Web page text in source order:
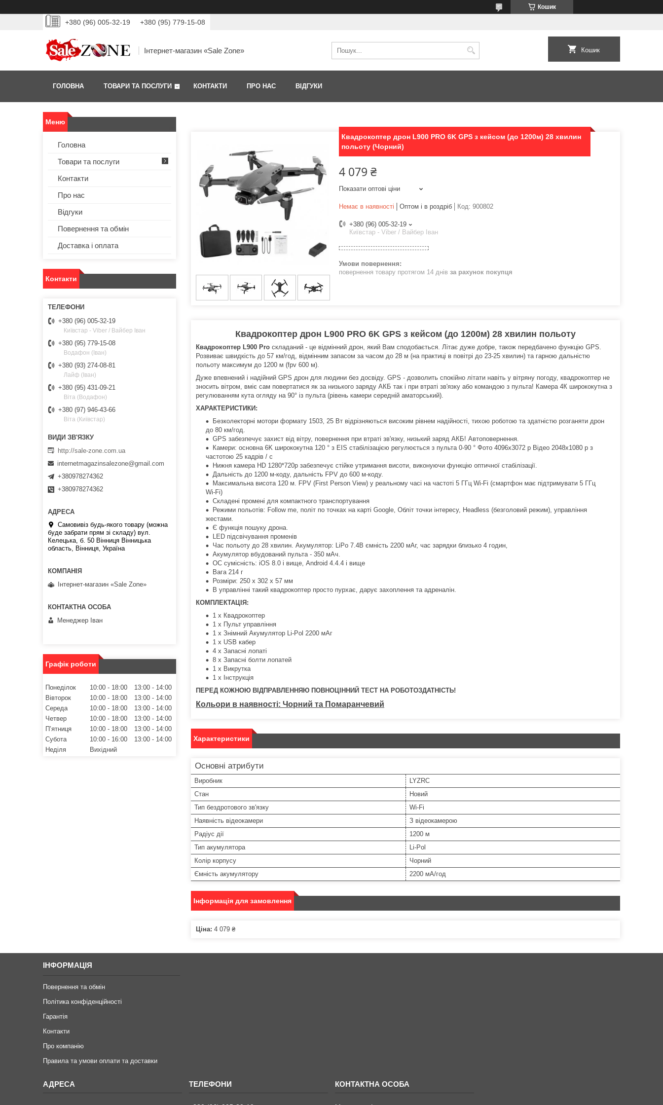
Кошик
+380 (96) 005-32-19 +380 (95) 779-15-08
Інтернет-магазин «Sale Zone» Кошик
ГОЛОВНА ТОВАРИ ТА ПОСЛУГИ КОНТАКТИ ПРО НАС ВІДГУКИ
Квадрокоптер дрон L900 PRO 6K GPS з кейсом (до 1200м) 28 хвилин
польоту (Чорний)
4 079 ₴
Показати оптові ціни
Немає в наявності Оптом і в роздріб Код: 900802
+380 (96) 005-32-19
Київстар - Viber / Вайбер Іван
повернення товару протягом 14 днів за рахунок покупця
Квадрокоптер дрон L900 PRO 6K GPS з кейсом (до 1200м) 28 хвилин польоту
Квадрокоптер L900 Pro складаний - це відмінний дрон, який Вам сподобається. Літає дуже добре, також передбачено функцію GPS.
Розвиває швидкість до 57 км/год, відмінним запасом за часом до 28 м (на практиці в повітрі до 23-25 хвилин) та гарною дальністю
польоту максимум до 1200 м (fpv 600 м).
Дуже впевнений і надійний GPS дрон для людини без досвіду. GPS - дозволить спокійно літати навіть у вітряну погоду, квадрокоптер не
зносить вітром, вміє сам повертатися як за низького заряду АКБ так і при втраті зв'язку або командою з пульта! Камера 4К ширококутна з
регулюванням кута огляду на 90° із пульта (рівень камери середній аматорський).
ХАРАКТЕРИСТИКИ:
Безколекторні мотори формату 1503, 25 Вт відрізняються високим рівнем надійності, тихою роботою та здатністю розганяти дрон
до 80 км/год.
GPS забезпечує захист від вітру, повернення при втраті зв'язку, низький заряд АКБ! Автоповернення.
Камери: основна 6K ширококутна 120 ° з EIS стабілізацією регулюється з пульта 0-90 ° Фото 4096х3072 p Відео 2048х1080 p з
частотою 25 кадрів / с
Нижня камера HD 1280*720р забезпечує стійке утримання висоти, виконуючи функцію оптичної стабілізації.
Дальність до 1200 м-коду, дальність FPV до 600 м-коду.
Максимальна висота 120 м. FPV (First Person View) у реальному часі на частоті 5 ГГц Wi-Fi (смартфон має підтримувати 5 ГГц
Wi-Fi)
Складені промені для компактного транспортування
Режими польотів: Follow me, політ по точках на карті Google, Обліт точки інтересу, Headless (безголовий режим), управління
жестами.
Є функція пошуку дрона.
LED підсвічування променів
Час польоту до 28 хвилин. Акумулятор: LiPo 7.4В ємність 2200 мАг, час зарядки близько 4 годин,
Акумулятор вбудований пульта - 350 мАч.
ОС сумісність: iOS 8.0 і вище, Android 4.4.4 і вище
Вага 214 г
Розміри: 250 х 302 х 57 мм
В управлінні такий квадрокоптер просто пурхає, дарує захоплення та адреналін.
КОМПЛЕКТАЦІЯ:
1 х Квадрокоптер
1 х Пульт управління
1 х Знімний Акумулятор Li-Pol 2200 мАг
1 х USB кабер
4 х Запасні лопаті
8 х Запасні болти лопатей
1 х Викрутка
1 х Інструкція
ПЕРЕД КОЖНОЮ ВІДПРАВЛЕННЯЮ ПОВНОЦІННИЙ ТЕСТ НА РОБОТОЗДАТНІСТЬ!
Кольори в наявності: Чорний та Помаранчевий
Характеристики
Основні атрибути
Виробник
LYZRC
Стан
Новий
Тип бездротового зв'язку
Wi-Fi
Наявність відеокамери
З відеокамерою
Радіус дії
1200 м
Тип акумулятора
Li-Pol
Колір корпусу
Чорний
Ємність акумулятору
2200 мА/год
Інформація для замовлення
Ціна: 4 079 ₴
Головна
Товари та послуги
Контакти
Про нас
Відгуки
Повернення та обмін
Доставка і оплата
Контакти
+380 (96) 005-32-19
Київстар - Viber / Вайбер Іван
+380 (95) 779-15-08
Водафон (Іван)
+380 (93) 274-08-81
Лайф (Іван)
+380 (95) 431-09-21
Віта (Водафон)
+380 (97) 946-43-66
Віта (Київстар)
http://sale-zone.com.ua
internetmagazinsalezone@gmail.com
+380978274362
+380978274362
Самовивіз будь-якого товару (можна
буде забрати прям зі складу) вул.
Келецька, б. 50 Вінниця Вінницька
область, Вінниця, Україна
Інтернет-магазин «Sale Zone»
Менеджер Іван
Графік роботи
Понеділок 10:00 18:00 13:00
14:00
Вівторок
10:00 18:00 13:00
14:00
Середа
10:00 18:00 13:00
14:00
Четвер
10:00 18:00 13:00
14:00
Пʼятниця
10:00 18:00 13:00
14:00
Субота
10:00 16:00 13:00
14:00
Неділя
Вихідний
ІНФОРМАЦІЯ
Повернення та обмін
Політика конфіденційності
Гарантія
Контакти
Про компанію
Правила та умови оплати та доставки